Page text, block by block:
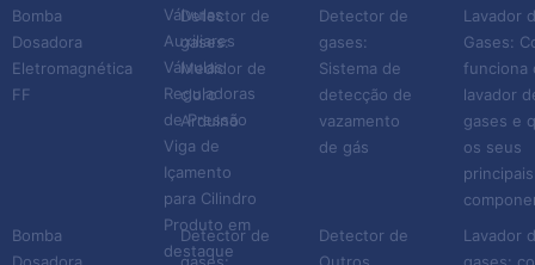
Válvulas
Auxiliares
Válvulas
Reguladoras
de Pressão
Viga de
Içamento
para Cilindro
Produto em
destaque
Bomba
Dosadora
Eletromagnética
FF
Bomba
Detector de
gases:
Medidor de
cloro
Arduino
Detector de
Detector de
gases:
Sistema de
detecção de
vazamento
de gás
Detector de
Lavador
Gases:
funciona
lavador
gases e
os seus
principais
Lavador